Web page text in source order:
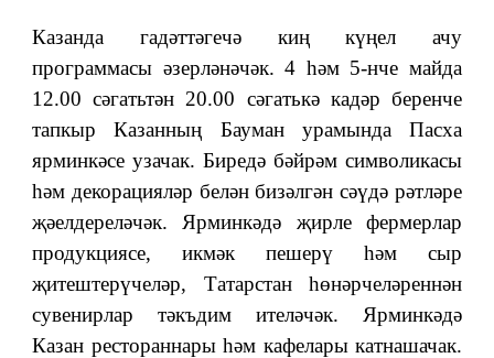
Казанда гадәттәгечә киң күңел ачу
программасы әзерләнәчәк. 4 һәм 5-нче майда
12.00 сәгатьтән 20.00 сәгатькә кадәр беренче
тапкыр Казанның Бауман урамында Пасха
ярминкәсе узачак. Биредә бәйрәм символикасы
һәм декорацияләр белән бизәлгән сәүдә рәтләре
җәелдереләчәк. Ярминкәдә җирле фермерлар
продукциясе, икмәк пешерү һәм сыр
җитештерүчеләр, Татарстан һөнәрчеләреннән
сувенирлар тәкъдим ителәчәк. Ярминкәдә
Казан рестораннары һәм кафелары катнашачак.